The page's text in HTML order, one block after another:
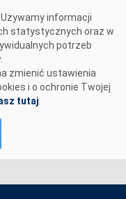
informacji
statystycznych oraz w
potrzeb
zmienić ustawienia
i o ochronie Twojej
tutaj